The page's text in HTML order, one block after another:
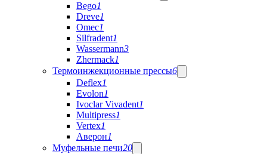
Bego1
Dreve1
Omec1
Silfradent1
Wassermann3
Zhermack1
Термоинжекционные прессы6
Deflex1
Evolon1
Ivoclar Vivadent1
Multipress1
Vertex1
Аверон1
Муфельные печи20